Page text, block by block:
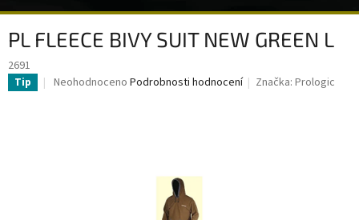
PL FLEECE BIVY SUIT NEW GREEN L
2691
Tip
Průměrné
Neohodnoceno Podrobnosti hodnocení Značka:Prologic